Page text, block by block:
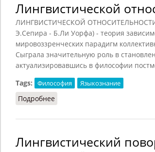
Лингвистической
ЛИНГВИСТИЧЕСКОЙ ОТНОСИТЕЛЬНОСТИ
Э.Сепира - Б.Ли Уорфа) - теория
мировоззренческих парадигм
Сыграла значительную роль в
актуализировавшись в философии
Tags:
Философия Языкознание
Подробнее
Лингвистический